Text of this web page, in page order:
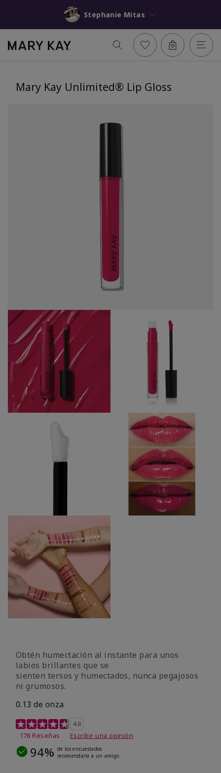
Stephanie Mitas
Mary Kay Unlimited® Lip Gloss
Obtén humectación al instante para unos
labios brillantes que se
sienten tersos y humectados, nunca pegajosos
ni grumosos.
0.13 de onza
Calificación de clientes de 4,8 de 5
4.8
178 Reseñas
Escribir una opinión
94% de los encuestados
recomendaría a un amigo.